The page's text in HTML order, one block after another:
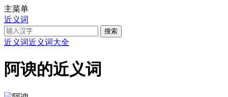
主菜单
近义词
近义词近义词大全
阿谀的近义词